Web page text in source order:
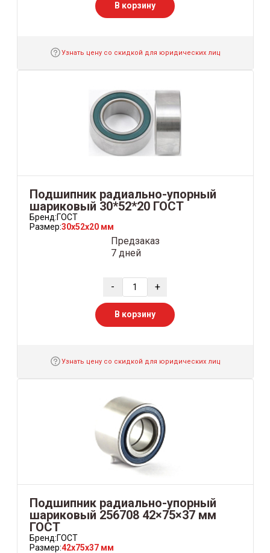
В корзину
Узнать цену со скидкой для юридических лиц
Подшипник радиально-упорный
шариковый 30*52*20 ГОСТ
Бренд:ГОСТ
Размер:30x52x20 мм
Предзаказ
7 дней
- +
В корзину
Узнать цену со скидкой для юридических лиц
Подшипник радиально-упорный
шариковый 256708 42×75×37 мм
ГОСТ
Бренд:ГОСТ
Размер:42x75x37 мм